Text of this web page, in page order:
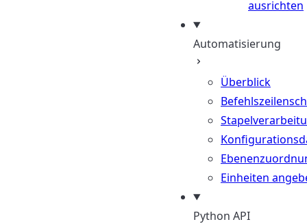
ausrichten
Automatisierung
Überblick
Einheiten
Python API